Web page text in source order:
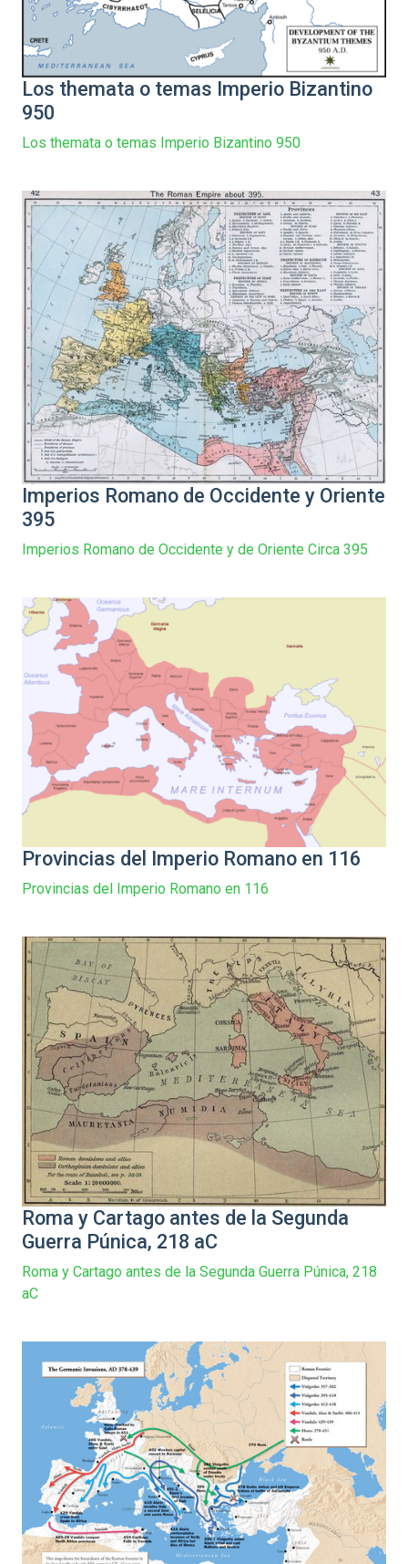
Los themata o temas Imperio Bizantino
950
Los themata o temas Imperio Bizantino 950
Imperios Romano de Occidente y Oriente
395
Imperios Romano de Occidente y de Oriente Circa 395
Provincias del Imperio Romano en 116
Provincias del Imperio Romano en 116
Roma y Cartago antes de la Segunda
Guerra Púnica, 218 aC
Roma y Cartago antes de la Segunda Guerra Púnica, 218
aC